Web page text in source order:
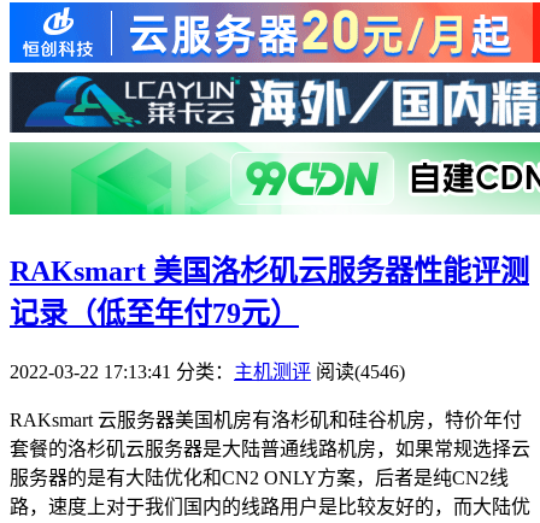
RAKsmart 美国洛杉矶云服务器性能评测
记录（低至年付79元）
2022-03-22 17:13:41 分类： 主机测评 阅读(4546)
RAKsmart 云服务器美国机房有洛杉矶和硅谷机房，特价年付
套餐的洛杉矶云服务器是大陆普通线路机房，如果常规选择云
服务器的是有大陆优化和CN2 ONLY方案，后者是纯CN2线
路，速度上对于我们国内的线路用户是比较友好的，而大陆优